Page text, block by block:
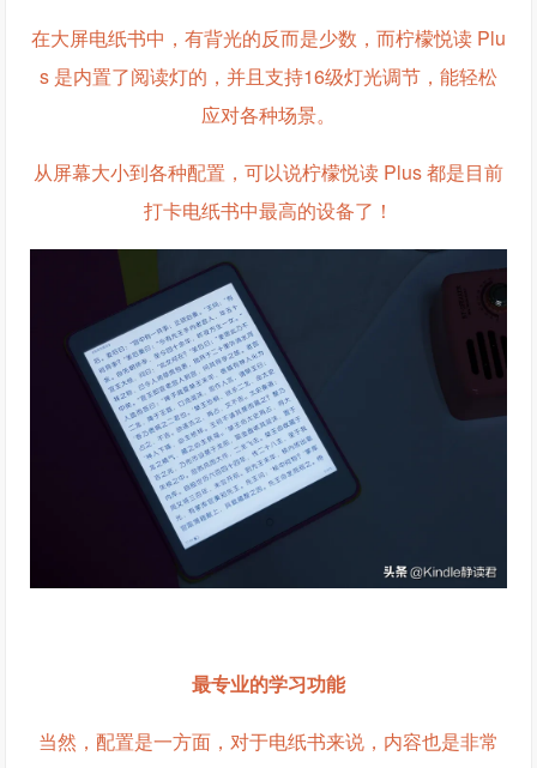
在大屏电纸书中，有背光的反而是少数，而柠檬悦读 Plu
s 是内置了阅读灯的，并且支持16级灯光调节，能轻松
应对各种场景。
从屏幕大小到各种配置，可以说柠檬悦读 Plus 都是目前
打卡电纸书中最高的设备了！
最专业的学习功能
当然，配置是一方面，对于电纸书来说，内容也是非常